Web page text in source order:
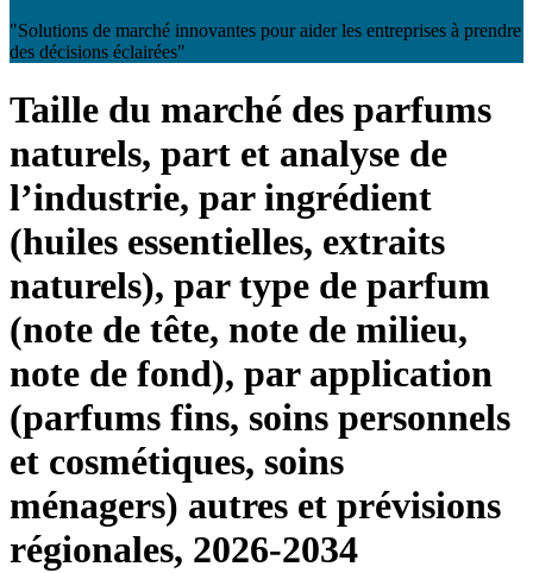
"Solutions de marché innovantes pour aider les entreprises à prendre
des décisions éclairées"
Taille du marché des parfums
naturels, part et analyse de
l’industrie, par ingrédient
(huiles essentielles, extraits
naturels), par type de parfum
(note de tête, note de milieu,
note de fond), par application
(parfums fins, soins personnels
et cosmétiques, soins
ménagers) autres et prévisions
régionales, 2026-2034